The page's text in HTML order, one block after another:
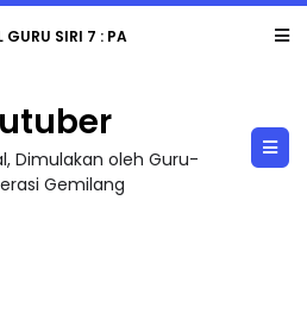
DIGITAL PENYELAMAT DUNIA
Dimulakan oleh Guru-
Gemilang